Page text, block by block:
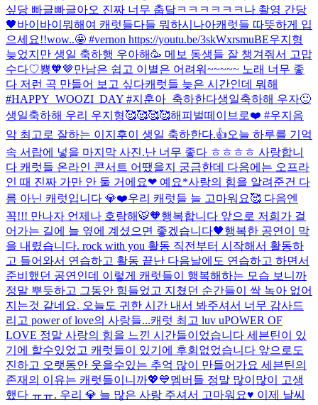
싶당 빠글빠글아오 진짜 너무 춥닼ㅋㅋㅋㅋㅋㅋ 나 촬영 간당
🖤바이바이 뭐해여 캐럿들다들 뭐하시나아캐럿들 따뜻하게 입
으세요!!wow..🤩 #vernon https://youtu.be/3skWxrsmuBE우지형
늦었지만 생일 축하행 우아해🥳 메보 동생들 잘 챙겨줘서 고맙
수다♡뿅🧡🤎만남은 쉽고 이별은 어려워~~~~~ 노래 너무 좋
다 저런 곡 만들어 보고 싶다캐럿들 늦은 시간인데 뭐해
#HAPPY_WOOZI_DAY #지훈아_축하한다생일축하해 우자🙂
생일축하해 우리 우지형🥰🥰🥰🥰해피벌떼이브로❤️ #우지 음
악 최고로 잘하는 이지후이 생일 축하한다.👍오늘 하루를 기억
속 서랍에 넣을 마지막 사진.난 너무 좋다 ㅎㅎㅎㅎ 사랑합니
다 캐럿들 온라인 콘서트 어땠을지 궁금한데 다음에는 오프라
인 때 진짜 가만 안 둘 거에요❤ 예요*사랑의 힘을 알려준건 다
름 아닌 캐럿입니다 💎❤️우리 캐럿들 늘 고마워요🥰 다음엔
꼭!!! 만나자 언제나 호랑해🐯🧡행복합니다 앞으로 저희가 걸
어가는 길에 늘 옆에 계셨으면 좋겠습니다🖤행복한 공연이 막
을 내렸습니다. rock with you 활동 직전부터 시작해서 활동하
고 들어와서 연습하고 활동 끝난 다음날에도 연습하고 하면서
준비했던 공연인데 이렇게 캐럿들이 행복해하는 모습 보니까
정말 뿌듯하고 그동안 힘들었고 지쳤던 순간들이 싹 녹아 없어
지는것 같네요. 오늘도 귀한 시간 내서 봐주셔서 너무 감사드
리고 power of love의 사랑들...캐럿 최고 luv uPOWER OF
LOVE 정말 사랑의 힘을 느낀 시간들이었습니다 세븐틴이 있
기에 할수있었고 캐럿들이 있기에 후회없었습니다 앞으로도
진하고 오랫동안 웃을수있는 추억 많이 만들어가요 세븐틴의
존재의 이유는 캐럿들이니까💖💙멤버들 정말 많이많이 고생
했다 ㅠㅠ. 우리 💎 늘 많은 사랑 주셔서 고마워요♥️ 이제 날씨